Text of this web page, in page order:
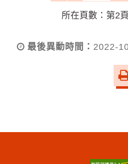
所在頁數：第2
最後異動時間： 2022-